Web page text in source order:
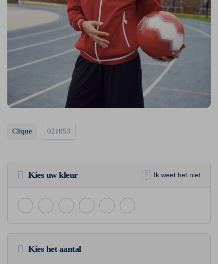
Clique 021053
Kies uw kleur Ik weet het niet
Kies het aantal